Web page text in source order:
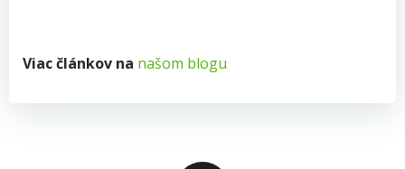
Viac článkov na našom blogu